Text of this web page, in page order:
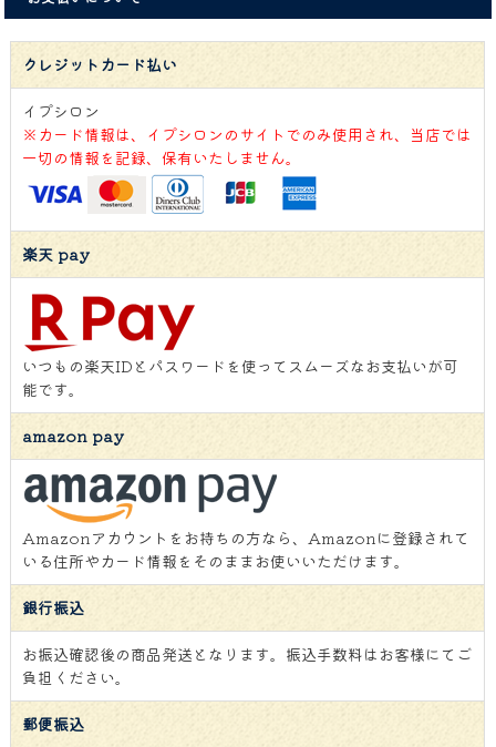
クレジットカード払い
イプシロン
※カード情報は、イプシロンのサイトでのみ使用され、当店では
一切の情報を記録、保有いたしません。
楽天 pay
いつもの楽天IDとパスワードを使ってスムーズなお支払いが可
能です。
amazon pay
Amazonアカウントをお持ちの方なら、Amazonに登録されて
いる住所やカード情報をそのままお使いいただけます。
銀行振込
お振込確認後の商品発送となります。振込手数料はお客様にてご
負担ください。
郵便振込